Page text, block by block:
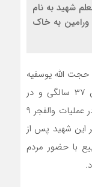
شهید به نام
پس از ۳۹ سال در ورامین به خاک
الله یوسفیه
معلم زبان انگلیسی ساکن ورامین در سن ۳۷ سالگی و در
تاریخ ۲۳ اسفند ۱۳۶۴ در سلیمانیه عراق و در عملیات والفجر ۹
این شهید پس از
با حضور مردم